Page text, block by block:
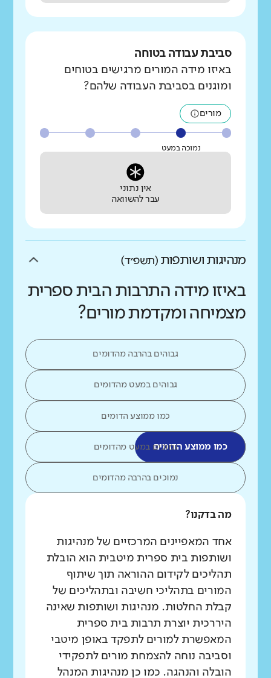
סביבת עבודה בטוחה
באיזו מידה המורים מרגישים בטוחים
ומוגנים בסביבת העבודה שלהם?
מורים
נמוכה במעט
אין נתוני
עבר להשוואה
מנהיגות ושותפות (תשפ״ד)
באיזו מידה התרבות הבית ספרית
מצמיחה ומקדמת מורים?
גבוהים בהרבה מהדומים
גבוהים במעט מהדומים
כמו ממוצע הדומים
כמו ממוצע הדומיםנמוכים במעט מהדומים
נמוכים בהרבה מהדומים
מה בדקנו?
אחד המאפיינים המרכזיים של מנהיגות
ושותפות בית ספרית מיטבית הוא הובלת
תהליכים לקידום ההוראה תוך שיתוף
המורים בתהליכי חשיבה ובתהליכים של
קבלת החלטות. מנהיגות ושותפות שאינה
היררכית יוצרת תרבות בית ספרית
המאפשרת למורים לתפקד באופן מיטבי
וסביבה נוחה להצמחת מורים לתפקידי
הובלה והנהגה. כמו כן מנהיגות המנהל